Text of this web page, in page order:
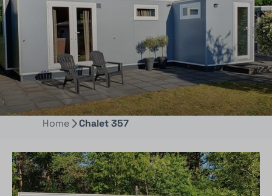
Home Chalet 357